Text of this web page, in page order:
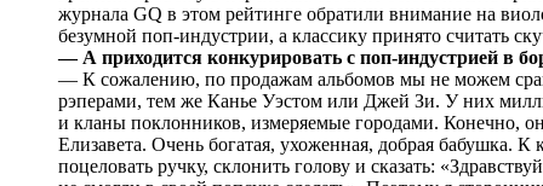
журнала GQ в этом рейтинге обратили внимание на
безумной поп-индустрии, а классику принято считать
— А приходится конкурировать с поп-индустрией в
— К сожалению, по продажам альбомов мы не можем
рэперами, тем же Канье Уэстом или Джей Зи. У них
и кланы поклонников, измеряемые городами. Конечно,
Елизавета. Очень богатая, ухоженная, добрая бабушка.
поцеловать ручку, склонить голову и сказать: